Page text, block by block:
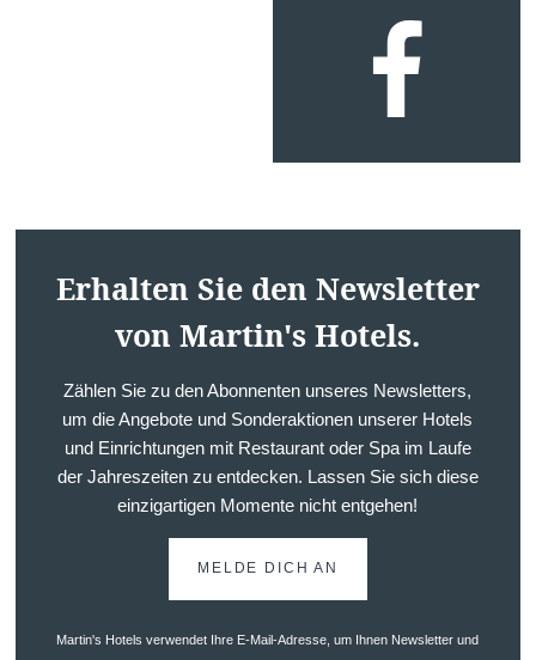
Erhalten Sie den Newsletter
von Martin's Hotels.
Zählen Sie zu den Abonnenten unseres Newsletters,
um die Angebote und Sonderaktionen unserer Hotels
und Einrichtungen mit Restaurant oder Spa im Laufe
der Jahreszeiten zu entdecken. Lassen Sie sich diese
einzigartigen Momente nicht entgehen!
MELDE DICH AN
Martin's Hotels verwendet Ihre E-Mail-Adresse, um Ihnen Newsletter und